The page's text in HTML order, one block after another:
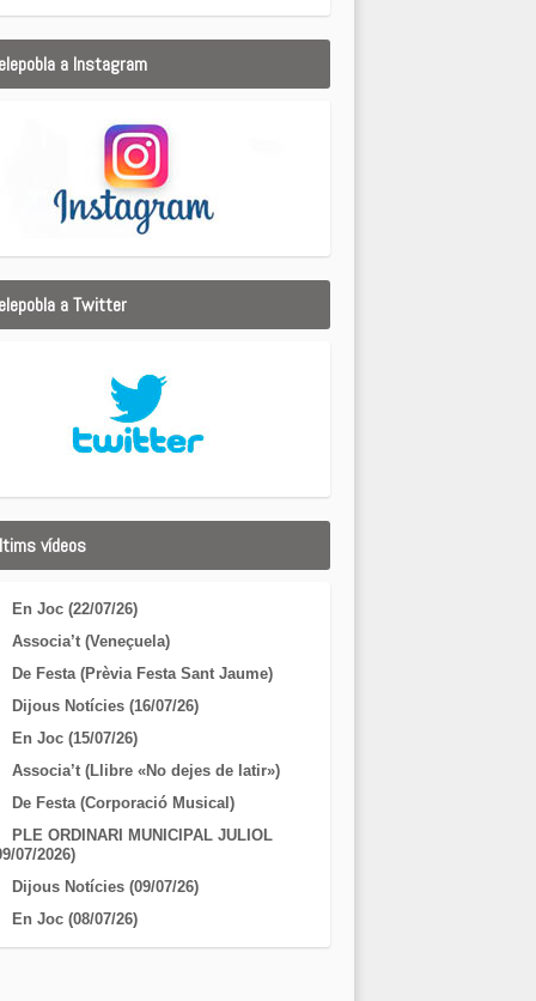
a Instagram
a Twitter
vídeos
En Joc (22/07/26)
Associa’t (Veneçuela)
De Festa (Prèvia Festa Sant Jaume)
Dijous Notícies (16/07/26)
En Joc (15/07/26)
Associa’t (Llibre «No dejes de latir»)
De Festa (Corporació Musical)
PLE ORDINARI MUNICIPAL JULIOL
07/2026)
Dijous Notícies (09/07/26)
En Joc (08/07/26)